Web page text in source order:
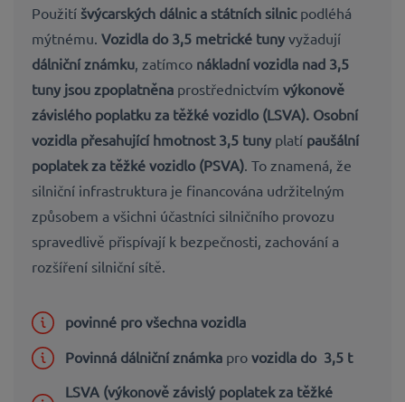
Použití švýcarských dálnic a státních silnicpodléhá
mýtnému. Vozidla do 3,5 metrické tuny vyžadují
dálniční známku, zatímco nákladní vozidla nad 3,5
tuny jsou zpoplatněna prostřednictvím výkonově
závislého poplatku za těžké vozidlo (LSVA). Osobní
vozidla přesahující hmotnost 3,5 tuny platí paušální
poplatek za těžké vozidlo (PSVA). To znamená, že
silniční infrastruktura je financována udržitelným
způsobem a všichni účastníci silničního provozu
spravedlivě přispívají k bezpečnosti, zachování a
rozšíření silniční sítě.
povinné pro všechna vozidla
Povinná dálniční známka pro vozidla do 3,5 t
LSVA (výkonově závislý poplatek za těžké